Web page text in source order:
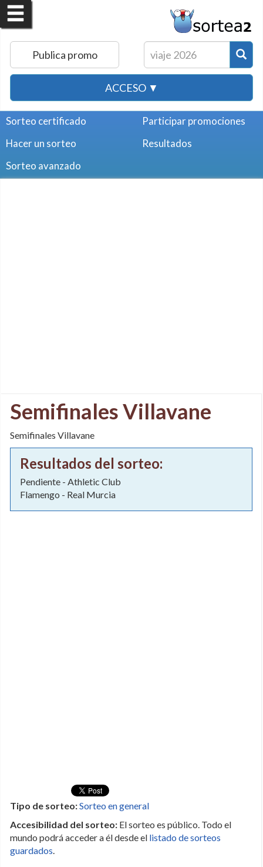
Publica promo
ACCESO ▼
Sorteo certificado
Hacer un sorteo
Sorteo avanzado
Participar promociones
Resultados
Semifinales Villavane
Semifinales Villavane
Resultados del sorteo:
Pendiente - Athletic Club
Flamengo - Real Murcia
Tipo de sorteo:Sorteo en general
Accesibilidad del sorteo: El sorteo es público. Todo el
mundo podrá acceder a él desde el listado de sorteos
guardados.